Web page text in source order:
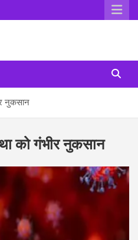
नुकसान
को गंभीर नुकसान